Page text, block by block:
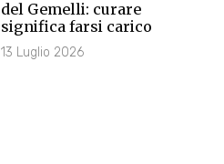
del Gemelli: curare
significa farsi carico
13 Luglio 2026